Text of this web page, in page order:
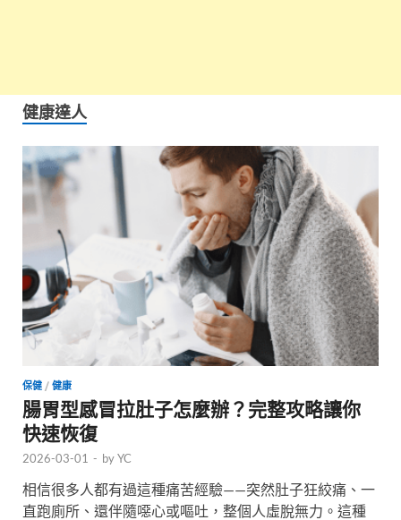
健康達人
保健 / 健康
腸胃型感冒拉肚子怎麼辦？完整攻略讓你
快速恢復
2026-03-01 - byYC
相信很多人都有過這種痛苦經驗——突然肚子狂絞痛、一
直跑廁所、還伴隨噁心或嘔吐，整個人虛脫無力。這種